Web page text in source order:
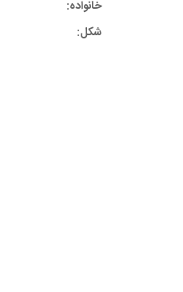
خانواده:
شکل: